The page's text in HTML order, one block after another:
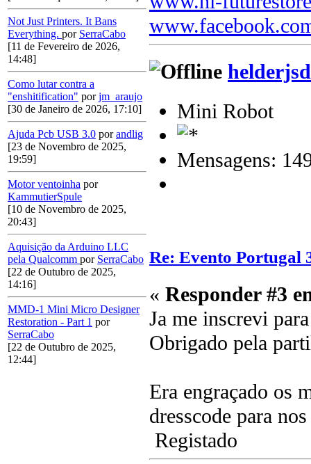
Not Just Printers. It Bans
Everything. por SerraCabo
[11 de Fevereiro de 2026,
14:48]
Como lutar contra a
"enshitification" porjm_araujo
[30 de Janeiro de 2026, 17:10]
Ajuda Pcb USB 3.0 porandlig
[23 de Novembro de 2025,
19:59]
Motor ventoinha por
KammutierSpule
[10 de Novembro de 2025,
20:43]
Aquisição da Arduino LLC
pela Qualcomm por SerraCabo
[22 de Outubro de 2025,
14:16]
MMD-1 Mini Micro Designer
Restoration - Part 1 por
SerraCabo
[22 de Outubro de 2025,
12:44]
helderjsd
Mini Robot
Mensagens:
Re: Evento Portugal
« Responder #3
Ja me inscrevi
Obrigado pela
Era engraçado os
dresscode para
Registado